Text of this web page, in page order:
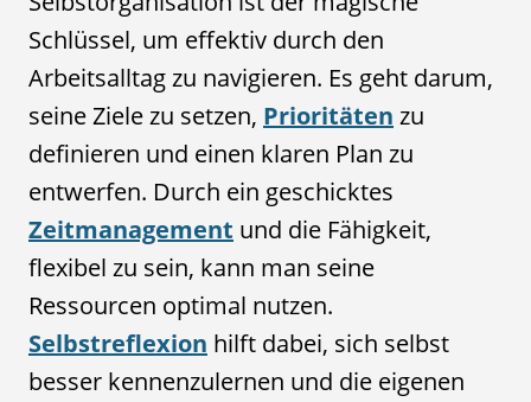
Schlüssel, um effektiv durch den
Arbeitsalltag zu navigieren. Es geht darum,
seine Ziele zu setzen, Prioritäten zu
definieren und einen klaren Plan zu
entwerfen. Durch ein geschicktes
Zeitmanagement und die Fähigkeit,
flexibel zu sein, kann man seine
Ressourcen optimal nutzen.
Selbstreflexion hilft dabei, sich selbst
besser kennenzulernen und die eigenen